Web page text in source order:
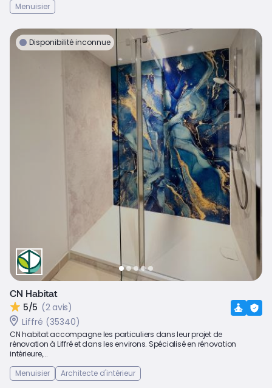
Menuisier
Disponibilité inconnue
CN Habitat
5/5 (2 avis)
Liffré (35340)
CN habitat accompagne les particuliers dans leur projet de
rénovation à Liffré et dans les environs. Spécialisé en rénovation
intérieure,...
Menuisier
Architecte d'intérieur